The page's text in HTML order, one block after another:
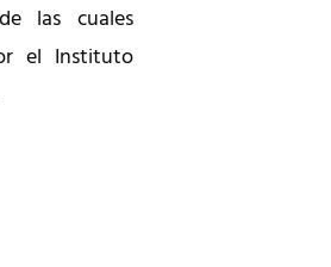
las cuales
el Instituto